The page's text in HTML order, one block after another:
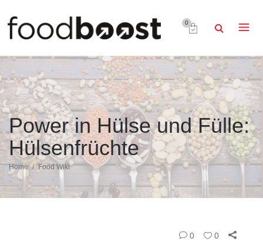
0
Power in Hülse und Fülle:
Hülsenfrüchte
Home Food Wiki
0 0